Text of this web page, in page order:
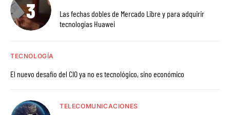
Las fechas dobles de Mercado Libre y para adquirir
tecnologías Huawei
TECNOLOGÍA
El nuevo desafío del CIO ya no es tecnológico, sino económico
TELECOMUNICACIONES